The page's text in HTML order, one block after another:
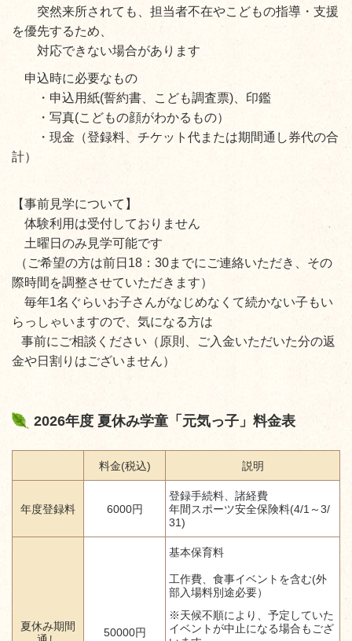
突然来所されても、担当者不在やこどもの指導・支援
を優先するため、
対応できない場合があります
申込時に必要なもの
・ 申込用紙(誓約書、
こども調査票)、印鑑
・ 写真(こどもの顔がわかるもの）
・現金（登録料、チケット代または期間通し券代の合
計）
【事前見学について】
体験利用は受付しておりません
土曜日のみ見学可能です
（ご希望の方は前日18：30までにご連絡いただき、その
際時間を調整させていただきます）
毎年1名ぐらいお子さんがなじめなくて続かない子もい
らっしゃいますので、気になる方は
事前にご相談ください（原則、ご入金いただいた分の返
金や日割りはございません）
2026年度 夏休み学童「元気っ子」料金表
料金(税込) 説明
年度登録料 6000円
登録手続料、諸経費
年間スポーツ安全保険料(4/1～3/
31)
夏休み期間
50000円
基本保育料
工作費、食事イベントを含む(外
部入場料別途必要）
※天候不順により、予定していた
イベントが中止になる場合もござ